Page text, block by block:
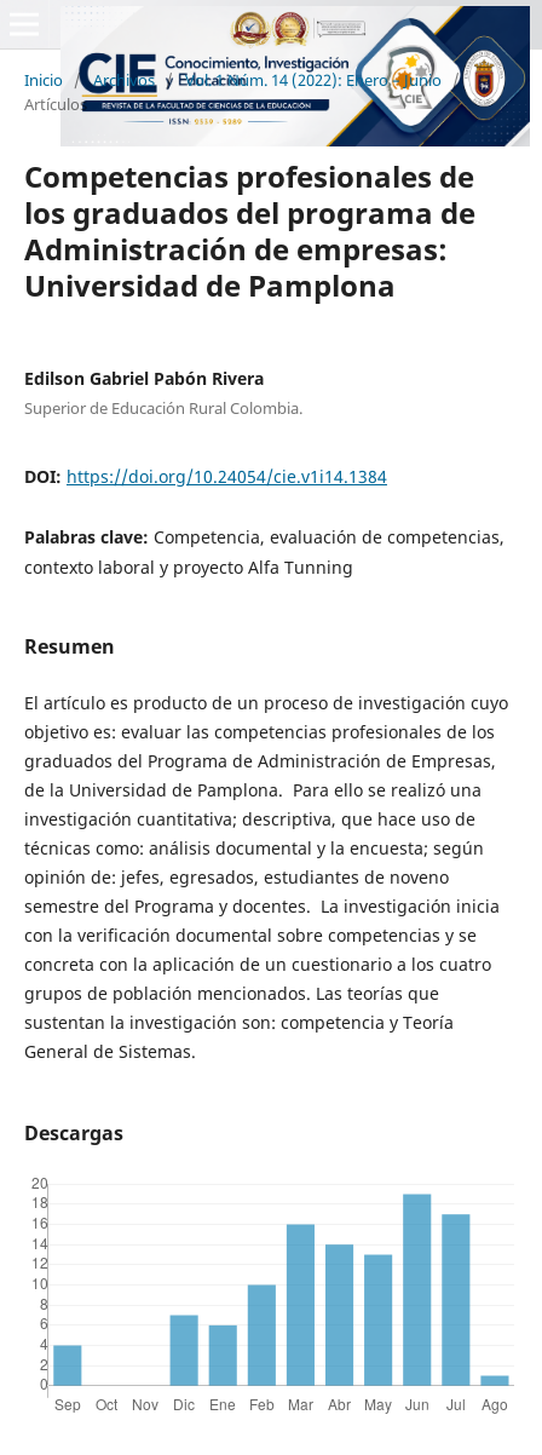
Inicio / Archivos / Vol. 1 Núm. 14 (2022): Enero – Junio /
Artículos
Competencias profesionales de
los graduados del programa de
Administración de empresas:
Universidad de Pamplona
Edilson Gabriel Pabón Rivera
Superior de Educación Rural Colombia.
DOI: https://doi.org/10.24054/cie.v1i14.1384
Palabras clave: Competencia, evaluación de competencias,
contexto laboral y proyecto Alfa Tunning
Resumen
El artículo es producto de un proceso de investigación cuyo
objetivo es: evaluar las competencias profesionales de los
graduados del Programa de Administración de Empresas,
de la Universidad de Pamplona. Para ello se realizó una
investigación cuantitativa; descriptiva, que hace uso de
técnicas como: análisis documental y la encuesta; según
opinión de: jefes, egresados, estudiantes de noveno
semestre del Programa y docentes. La investigación inicia
con la verificación documental sobre competencias y se
concreta con la aplicación de un cuestionario a los cuatro
grupos de población mencionados. Las teorías que
sustentan la investigación son: competencia y Teoría
General de Sistemas.
Descargas